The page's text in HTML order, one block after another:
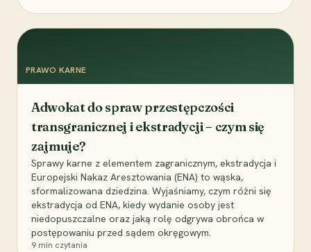
PRAWO KARNE
Adwokat do spraw przestępczości
transgranicznej i ekstradycji – czym się
zajmuje?
Sprawy karne z elementem zagranicznym, ekstradycja i
Europejski Nakaz Aresztowania (ENA) to wąska,
sformalizowana dziedzina. Wyjaśniamy, czym różni się
ekstradycja od ENA, kiedy wydanie osoby jest
niedopuszczalne oraz jaką rolę odgrywa obrońca w
postępowaniu przed sądem okręgowym.
9 min czytania